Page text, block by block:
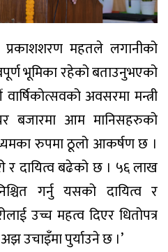
प्रकाशशरण महतले लगानीको
भूमिका रहेको बताउनुभएको
अवसरमा मन्त्री
बजारमा आम मानिसहरुको
रुपमा ठूलो आकर्षण छ ।
र दायित्व बढेको छ । ५६ लाख
गर्नु यसको दायित्व र
उच्च महत्व दिएर धितोपत्र
उचाइँमा पुर्याउने छ ।’